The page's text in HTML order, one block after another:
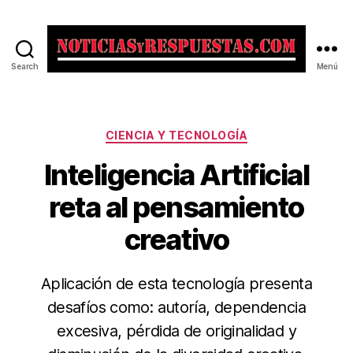
Search Menú
Categorías
CIENCIA Y TECNOLOGÍA
Inteligencia Artificial
reta al pensamiento
creativo
Aplicación de esta tecnología presenta
desafíos como: autoría, dependencia
excesiva, pérdida de originalidad y